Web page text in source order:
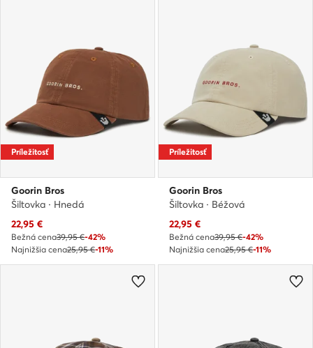
Príležitosť
Goorin Bros
Šiltovka · Hnedá
Aktuálna cena
22,95 €
Bežná cena39,95 €-42%
Najnižšia cena25,95 €-11%
Príležitosť
Goorin Bros
Šiltovka · Béžová
Aktuálna cena
22,95 €
Bežná cena39,95 €-42%
Najnižšia cena25,95 €-11%